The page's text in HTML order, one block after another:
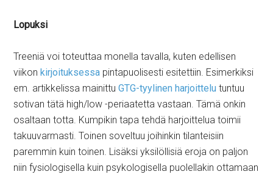
Lopuksi
Treeniä voi toteuttaa monella tavalla, kuten edellisen
viikonkirjoituksessa pintapuolisesti esitettiin. Esimerkiksi
em. artikkelissa mainittuGTG-tyylinen harjoittelu tuntuu
sotivan tätä high/low -periaatetta vastaan. Tämä onkin
osaltaan totta. Kumpikin tapa tehdä harjoittelua toimii
takuuvarmasti. Toinen soveltuu joihinkin tilanteisiin
paremmin kuin toinen. Lisäksi yksilöllisiä eroja on paljon
niin fysiologisella kuin psykologisella puolellakin ottamaan